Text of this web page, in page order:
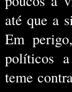
até que a
Em
políticos
teme